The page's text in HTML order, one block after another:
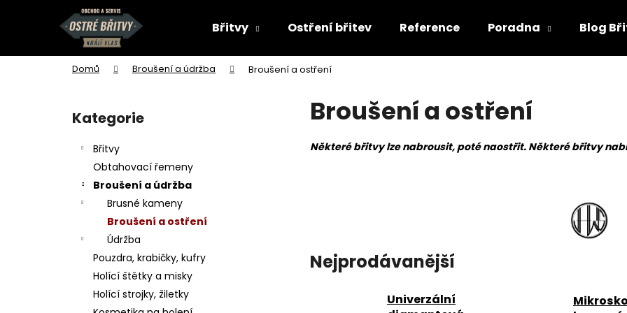
Břitvy Ostření břitev Reference Poradna Blog
Domů Broušení a údržba Broušení a ostření
Přeskočit
kategorie
Kategorie
Břitvy
Obtahovací řemeny
Broušení a údržba
Brusné kameny
Broušení a ostření
Údržba
Pouzdra, krabičky, kufry
Holící štětky a misky
Holící strojky, žiletky
Broušení a ostření
Některé břitvy lze nabrousit, poté naostřit. Některé břitvy
Nejprodávanější
Univerzální
í
Zpět
do
obchodu
Zpět
do
obchodu
Co potřebujete najít?